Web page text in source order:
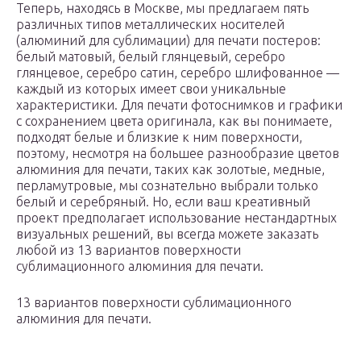
Теперь, находясь в Москве, мы предлагаем пять
различных типов металлических носителей
(алюминий для сублимации) для печати постеров:
белый матовый, белый глянцевый, серебро
глянцевое, серебро сатин, серебро шлифованное —
каждый из которых имеет свои уникальные
характеристики. Для печати фотоснимков и графики
с сохранением цвета оригинала, как вы понимаете,
подходят белые и близкие к ним поверхности,
поэтому, несмотря на большее разнообразие цветов
алюминия для печати, таких как золотые, медные,
перламутровые, мы сознательно выбрали только
белый и серебряный. Но, если ваш креативный
проект предполагает использование нестандартных
визуальных решений, вы всегда можете заказать
любой из 13 вариантов поверхности
сублимационного алюминия для печати.
13 вариантов поверхности сублимационного
алюминия для печати.